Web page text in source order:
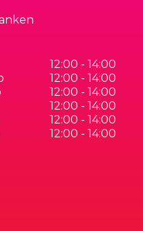
12:00 - 14:00
12:00 - 14:00
12:00 - 14:00
12:00 - 14:00
12:00 - 14:00
12:00 - 14:00